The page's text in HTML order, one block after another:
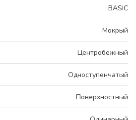
BASIC
Мокрый
Центробежный
Одноступенчатый
Поверхностный